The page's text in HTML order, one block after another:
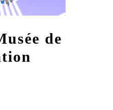
de